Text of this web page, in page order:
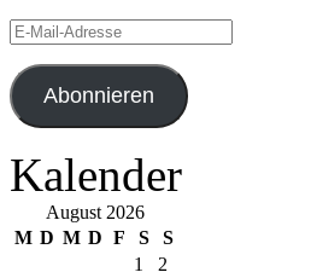
E-
Mail-
Adresse
Abonnieren
Kalender
August 2026
M D M D F S
S
1
2